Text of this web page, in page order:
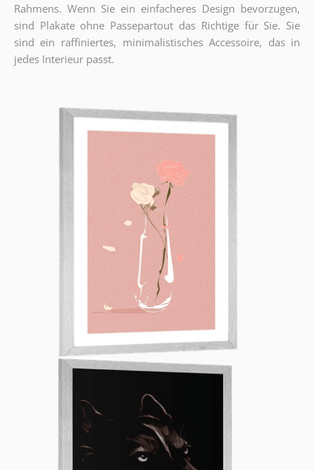
Rahmens. Wenn Sie ein einfacheres Design bevorzugen,
sind Plakate ohne Passepartout das Richtige für Sie. Sie
sind ein raffiniertes, minimalistisches Accessoire, das in
jedes Interieur passt.